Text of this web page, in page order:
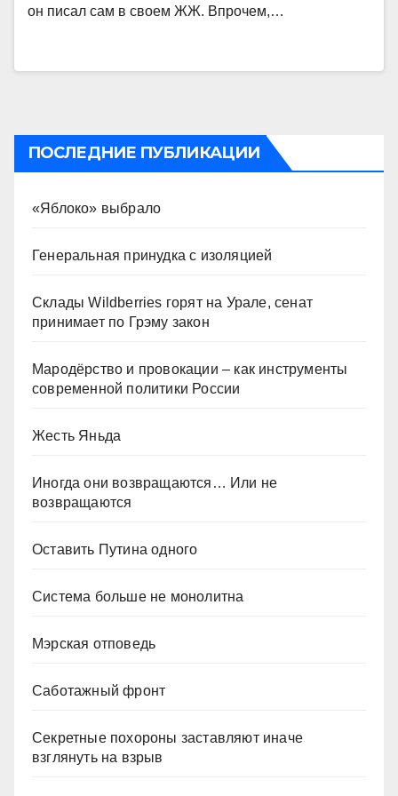
он писал сам в своем ЖЖ. Впрочем,…
ПОСЛЕДНИЕ ПУБЛИКАЦИИ
«Яблоко» выбрало
Генеральная принудка с изоляцией
Склады Wildberries горят на Урале, сенат
принимает по Грэму закон
Мародёрство и провокации – как инструменты
современной политики России
Жесть Яньда
Иногда они возвращаются… Или не
возвращаются
Оставить Путина одного
Система больше не монолитна
Мэрская отповедь
Саботажный фронт
Секретные похороны заставляют иначе
взглянуть на взрыв